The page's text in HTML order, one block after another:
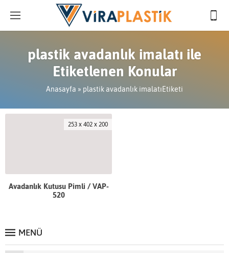
plastik avadanlık imalatı ile
Etiketlenen Konular
Anasayfa » plastik avadanlık imalatıEtiketi
253 x 402 x 200
Avadanlık Kutusu Pimli / VAP-
520
MENÜ